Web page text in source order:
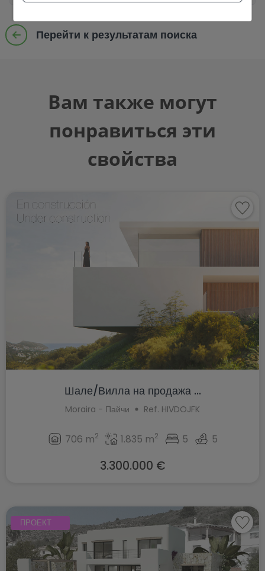
Перейти к результатам поиска
Вам также могут
понравиться эти
свойства
Шале/Вилла на продажа ...
Moraira - Пайчи Ref. HIVDOJFK
706 m2 1.835 m2 5 5
3.300.000 €
ПРОЕКТ